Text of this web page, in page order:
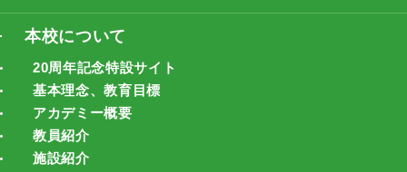
本校について
20周年記念特設サイト
基本理念、教育目標
アカデミー概要
教員紹介
施設紹介